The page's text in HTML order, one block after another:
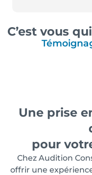
C’est vous
Une prise
pour
Chez Audition
offrir une